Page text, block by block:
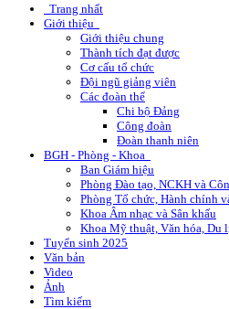
Trang nhất
Giới thiệu
Giới thiệu chung
Thành tích đạt được
Cơ cấu tổ chức
Đội ngũ giảng viên
Các đoàn thể
Chi bộ Đảng
Công đoàn
Đoàn thanh niên
BGH - Phòng - Khoa
Ban Giám hiệu
Phòng Đào tạo, NCKH và
Phòng Tổ chức, Hành chính
Khoa Âm nhạc và Sân khấu
Khoa Mỹ thuật, Văn hóa, Du
Tuyển sinh 2025
Văn bản
Video
Ảnh
Tìm kiếm